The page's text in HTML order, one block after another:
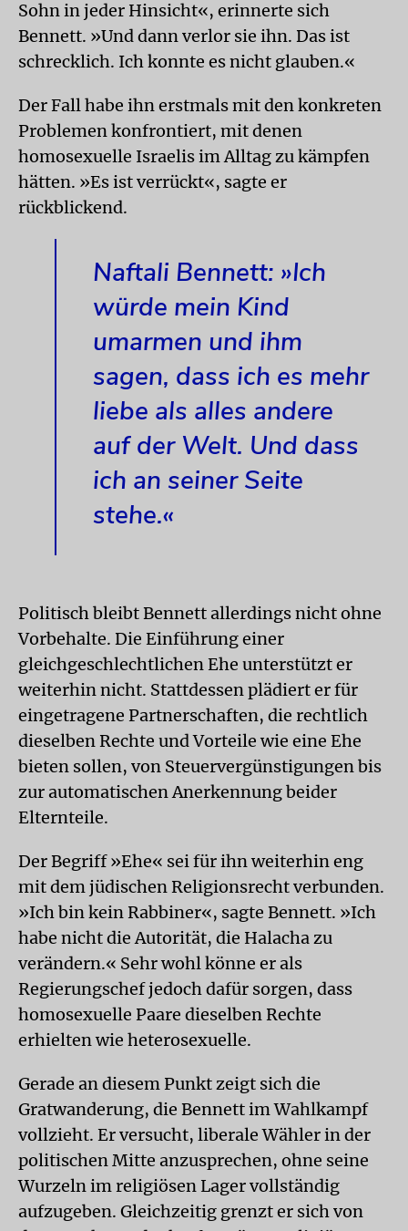
Sohn in jeder Hinsicht«, erinnerte sich
Bennett. »Und dann verlor sie ihn. Das ist
schrecklich. Ich konnte es nicht glauben.«
Der Fall habe ihn erstmals mit den konkreten
Problemen konfrontiert, mit denen
homosexuelle Israelis im Alltag zu kämpfen
hätten. »Es ist verrückt«, sagte er
rückblickend.
Naftali Bennett: »Ich
würde mein Kind
umarmen und ihm
sagen, dass ich es mehr
liebe als alles andere
auf der Welt. Und dass
ich an seiner Seite
stehe.«
Politisch bleibt Bennett allerdings nicht ohne
Vorbehalte. Die Einführung einer
gleichgeschlechtlichen Ehe unterstützt er
weiterhin nicht. Stattdessen plädiert er für
eingetragene Partnerschaften, die rechtlich
dieselben Rechte und Vorteile wie eine Ehe
bieten sollen, von Steuervergünstigungen bis
zur automatischen Anerkennung beider
Elternteile.
Der Begriff »Ehe« sei für ihn weiterhin eng
mit dem jüdischen Religionsrecht verbunden.
»Ich bin kein Rabbiner«, sagte Bennett. »Ich
habe nicht die Autorität, die Halacha zu
verändern.« Sehr wohl könne er als
Regierungschef jedoch dafür sorgen, dass
homosexuelle Paare dieselben Rechte
erhielten wie heterosexuelle.
Gerade an diesem Punkt zeigt sich die
Gratwanderung, die Bennett im Wahlkampf
vollzieht. Er versucht, liberale Wähler in der
politischen Mitte anzusprechen, ohne seine
Wurzeln im religiösen Lager vollständig
aufzugeben. Gleichzeitig grenzt er sich von